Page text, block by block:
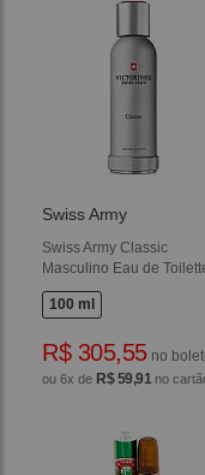
Swiss Army
Swiss Army Classic
Masculino Eau de
100 ml
R$ 305,55no
ou 6x de R$ 59,91 no